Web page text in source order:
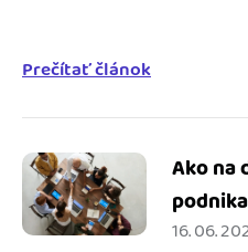
Prečítať článok
Ako na
činnosť
16. 06.